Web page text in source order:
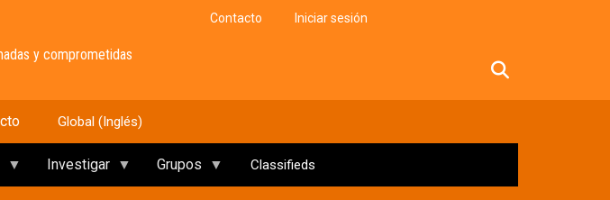
y comprometidas
Contacto Iniciar sesión
Global (Inglés)
Investigar Grupos Classifieds